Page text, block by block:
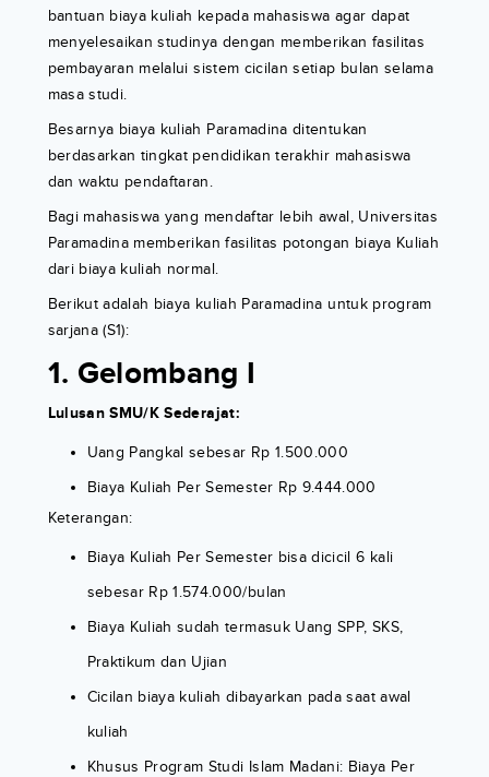
bantuan biaya kuliah kepada mahasiswa agar dapat
menyelesaikan studinya dengan memberikan fasilitas
pembayaran melalui sistem cicilan setiap bulan selama
masa studi.
Besarnya biaya kuliah Paramadina ditentukan
berdasarkan tingkat pendidikan terakhir mahasiswa
dan waktu pendaftaran.
Bagi mahasiswa yang mendaftar lebih awal, Universitas
Paramadina memberikan fasilitas potongan biaya Kuliah
dari biaya kuliah normal.
Berikut adalah biaya kuliah Paramadina untuk program
sarjana (S1):
1. Gelombang I
Lulusan SMU/K Sederajat:
Uang Pangkal sebesar Rp 1.500.000
Biaya Kuliah Per Semester Rp 9.444.000
Keterangan:
Biaya Kuliah Per Semester bisa dicicil 6 kali
sebesar Rp 1.574.000/bulan
Biaya Kuliah sudah termasuk Uang SPP, SKS,
Praktikum dan Ujian
Cicilan biaya kuliah dibayarkan pada saat awal
kuliah
Khusus Program Studi Islam Madani: Biaya Per